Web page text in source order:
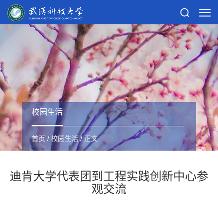
校园生活
首页 / 校园生活/ 正文
迪肯大学代表团到工程实践创新中心参
观交流